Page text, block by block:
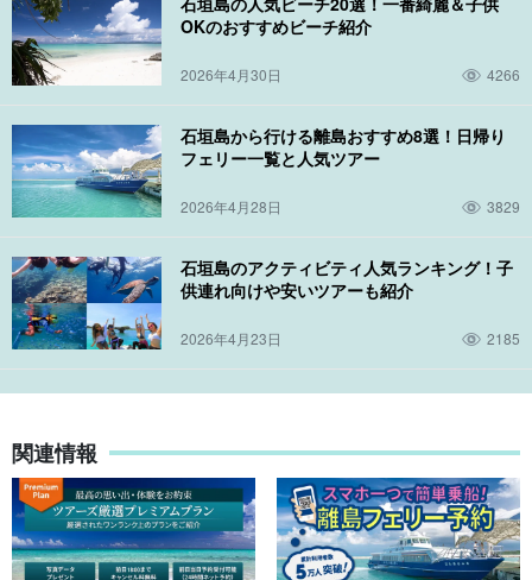
OKのおすすめビーチ紹介
2026年4月30日 4266
石垣島から行ける離島おすすめ8選！日帰り
フェリー一覧と人気ツアー
2026年4月28日 3829
石垣島のアクティビティ人気ランキング！子
供連れ向けや安いツアーも紹介
2026年4月23日 2185
関連情報